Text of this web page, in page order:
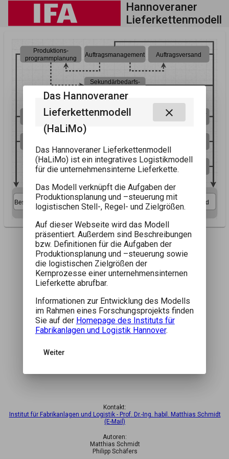
Hannoveraner
Lieferkettenmodell
Sekundärbedarfs-
Eigenfertigungs-
steuerung
Produktionscontrolling
Bestandsmanagement
planung
Fremdbezugs-
Produktions-
programmplanung
Produktionsbedarfs-
planung
planung
Auftragsversand
Beschaffung
Produktions-
vorstufe
Zwischen-
lager
Produktions-
endstufe
Versand
Auftragsmanagement
Kontakt:
Institut für Fabrikanlagen und Logistik - Prof. Dr.-Ing. habil. Matthias Schmidt
(E-Mail)
Autoren:
Matthias Schmidt
Philipp Schäfers
Das Hannoveraner
Lieferkettenmodell
(HaLiMo)
close
Das Hannoveraner Lieferkettenmodell
(HaLiMo) ist ein integratives Logistikmodell
für die unternehmensinterne Lieferkette.
Das Modell verknüpft die Aufgaben der
Produktionsplanung und –steuerung mit
logistischen Stell-, Regel- und Zielgrößen.
Auf dieser Webseite wird das Modell
präsentiert. Außerdem sind Beschreibungen
bzw. Definitionen für die Aufgaben der
Produktionsplanung und –steuerung sowie
die logistischen Zielgrößen der
Kernprozesse einer unternehmensinternen
Lieferkette abrufbar.
Informationen zur Entwicklung des Modells
im Rahmen eines Forschungsprojekts finden
Sie auf der Homepage des Instituts für
Fabrikanlagen und Logistik Hannover.
Weiter